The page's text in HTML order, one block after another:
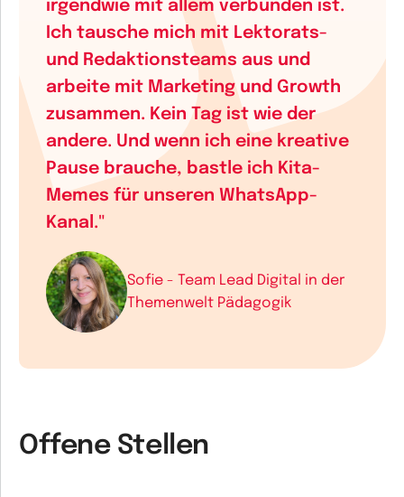
irgendwie mit allem verbunden ist.
Ich tausche mich mit Lektorats-
und Redaktionsteams aus und
arbeite mit Marketing und Growth
zusammen. Kein Tag ist wie der
andere. Und wenn ich eine kreative
Pause brauche, bastle ich Kita-
Memes für unseren WhatsApp-
Kanal."
Sofie - Team Lead Digital in der
Themenwelt Pädagogik
Offene Stellen